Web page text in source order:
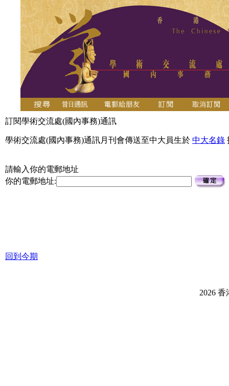
訂閱學術交流處(國內事務)通訊
學術交流處(國內事務)通訊月刊會傳送至中大員生於 中大名錄
請輸入你的電郵地址
你的電郵地址:
回到今期
2026